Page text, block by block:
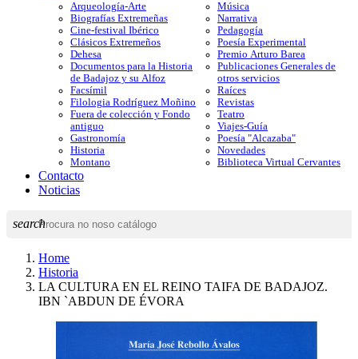
Arqueología-Arte
Biografías Extremeñas
Cine-festival Ibérico
Clásicos Extremeños
Dehesa
Documentos para la Historia
de Badajoz y su Alfoz
Facsímil
Filologia Rodríguez Moñino
Fuera de colección y Fondo
antiguo
Gastronomía
Historia
Montano
Música
Narrativa
Pedagogía
Poesía Experimental
Premio Arturo Barea
Publicaciones Generales de
otros servicios
Raíces
Revistas
Teatro
Viajes-Guía
Poesía "Alcazaba"
Novedades
Biblioteca Virtual Cervantes
Contacto
Noticias
search
Home
Historia
LA CULTURA EN EL REINO TAIFA DE BADAJOZ.
IBN `ABDUN DE ÉVORA